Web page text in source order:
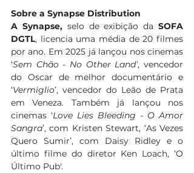
Sobre a Synapse Distribution
A Synapse, selo de exibição da SOFA
DGTL, licencia uma média de 20 filmes
por ano. Em 2025 já lançou nos cinemas
‘Sem Chão - No Other Land’, vencedor
do Oscar de melhor documentário e
‘Vermiglio’, vencedor do Leão de Prata
em Veneza. Também já lançou nos
cinemas ‘Love Lies Bleeding - O Amor
Sangra’, com Kristen Stewart, ‘As Vezes
Quero Sumir’, com Daisy Ridley e o
último filme do diretor Ken Loach, ‘O
Último Pub'.